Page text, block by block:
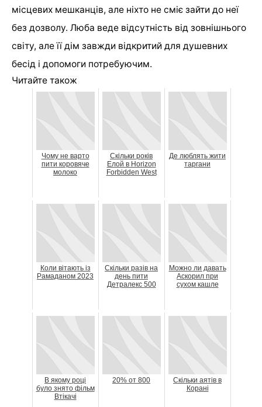
місцевих мешканців, але ніхто не сміє зайти до неї
без дозволу. Люба веде відсутність від зовнішнього
світу, але її дім завжди відкритий для душевних
бесід і допомоги потребуючим.
Читайте також
Чому не варто
пити коровяче
молоко
Скільки років
Елой в Horizon
Forbidden West
Де люблять жити
таргани
Коли вітають із
Рамаданом 2023
Скільки разів на
день пити
Детралекс 500
Можно ли давать
Аскорил при
сухом кашле
В якому році
було знято фільм
Втікачі
20% от 800
Скільки аятів в
Корані